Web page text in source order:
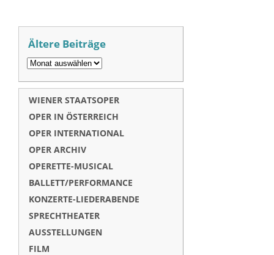
Ältere Beiträge
WIENER STAATSOPER
OPER IN ÖSTERREICH
OPER INTERNATIONAL
OPER ARCHIV
OPERETTE-MUSICAL
BALLETT/PERFORMANCE
KONZERTE-LIEDERABENDE
SPRECHTHEATER
AUSSTELLUNGEN
FILM